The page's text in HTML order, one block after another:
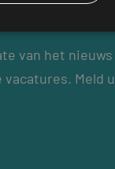
van het nieuws
Meld u